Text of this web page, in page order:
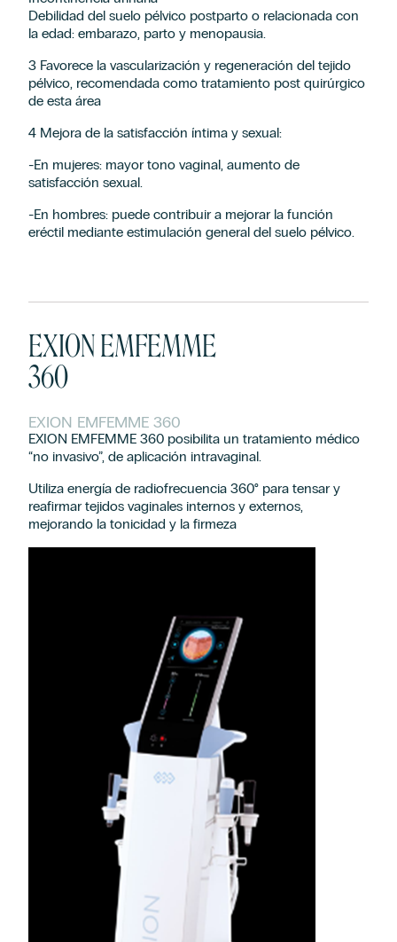
Debilidad del suelo pélvico postparto o relacionada con
la edad: embarazo, parto y menopausia.
3 Favorece la vascularización y regeneración del tejido
pélvico, recomendada como tratamiento post quirúrgico
de esta área
4 Mejora de la satisfacción íntima y sexual:
-En mujeres: mayor tono vaginal, aumento de
satisfacción sexual.
-En hombres: puede contribuir a mejorar la función
eréctil mediante estimulación general del suelo pélvico.
EXION EMFEMME
360
EXION EMFEMME 360
EXION EMFEMME 360 posibilita un tratamiento médico
“no invasivo”, de aplicación intravaginal.
Utiliza energía de radiofrecuencia 360° para tensar y
reafirmar tejidos vaginales internos y externos,
mejorando la tonicidad y la firmeza